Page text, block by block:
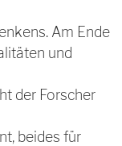
Am Ende
und
der Forscher
beides für